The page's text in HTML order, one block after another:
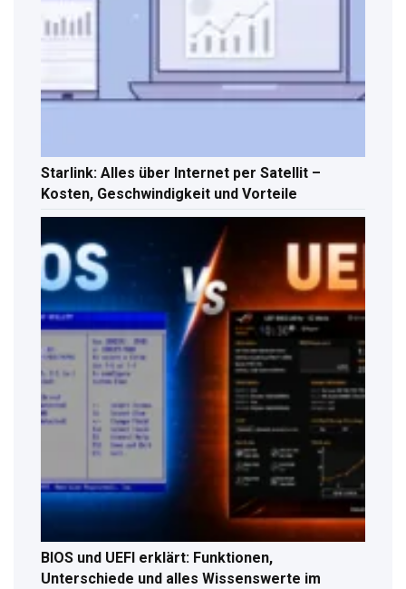
Starlink: Alles über Internet per Satellit –
Kosten, Geschwindigkeit und Vorteile
BIOS und UEFI erklärt: Funktionen,
Unterschiede und alles Wissenswerte im